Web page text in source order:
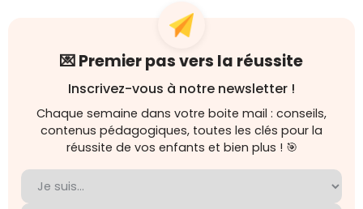
💌 Premier pas vers la réussite
Inscrivez-vous à notre newsletter !
Chaque semaine dans votre boite mail : conseils,
contenus pédagogiques, toutes les clés pour la
réussite de vos enfants et bien plus ! 🎯